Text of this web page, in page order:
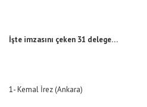
İşte imzasını çeken 31 delege…
1- Kemal İrez (Ankara)